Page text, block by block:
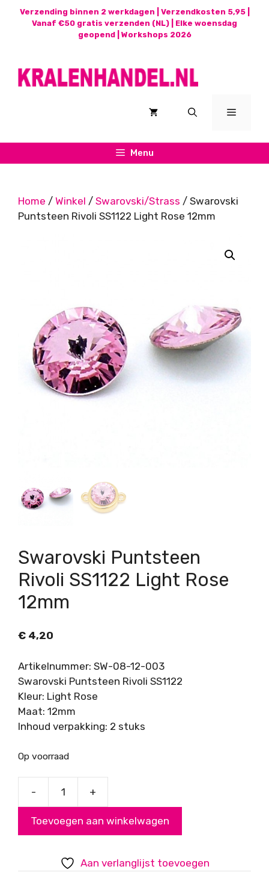
Verzending binnen 2 werkdagen | Verzendkosten 5,95 |
Vanaf €50 gratis verzenden (NL) | Elke woensdag
geopend | Workshops 2026
Menu
Menu
Home / Winkel / Swarovski/Strass / Swarovski
Puntsteen Rivoli SS1122 Light Rose 12mm
Swarovski Puntsteen
Rivoli SS1122 Light Rose
12mm
€ 4,20
Artikelnummer: SW-08-12-003
Swarovski Puntsteen Rivoli SS1122
Kleur: Light Rose
Maat: 12mm
Inhoud verpakking: 2 stuks
Op voorraad
-
Rivoli
Light
Rose
+
Toevoegen aan winkelwagen
Aan verlanglijst toevoegen